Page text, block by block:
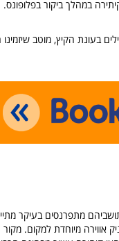
במהלך ביקור בפלופונס.
בעונת הקיץ, מוטב שיזמינו
אשר תושביהם מתפרנסים בעיקר
אווירה מיוחדת למקום. מקור